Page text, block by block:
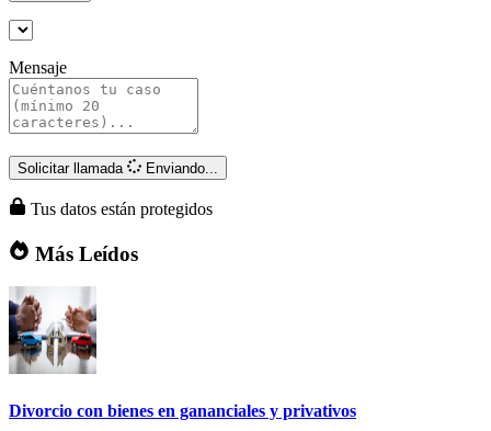
Mensaje
Solicitar llamada Enviando...
Tus datos están protegidos
Más Leídos
Divorcio con bienes en gananciales y privativos